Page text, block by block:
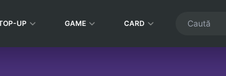
UP GAME CARD